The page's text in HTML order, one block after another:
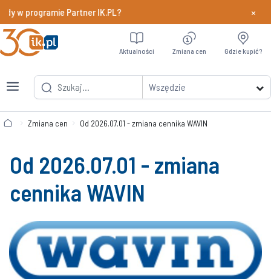
w programie Partner IK.PL? Dowiedz
×
Wszędzie
Aktualności Zmiana cen Gdzie kupić?
Zmiana cen Od 2026.07.01 - zmiana cennika WAVIN
Od 2026.07.01 - zmiana
cennika WAVIN